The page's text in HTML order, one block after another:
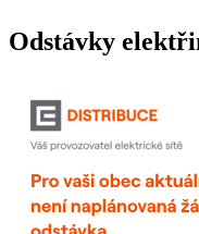
Odstávky